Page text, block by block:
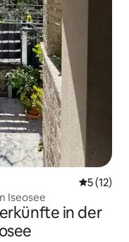
5 (12)
Iseosee
in der